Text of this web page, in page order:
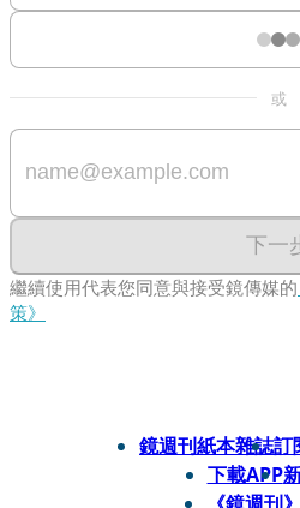
或
下一
繼續使用代表您同意與接受鏡傳媒的
策》
鏡週刊紙本雜誌訂
下載APP